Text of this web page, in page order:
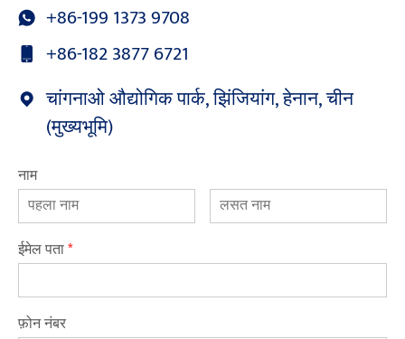
+86-199 1373 9708
+86-182 3877 6721
चांगनाओ औद्योगिक पार्क, झिंजियांग, हेनान, चीन
(मुख्यभूमि)
नाम
ईमेल पता*
फ़ोन नंबर